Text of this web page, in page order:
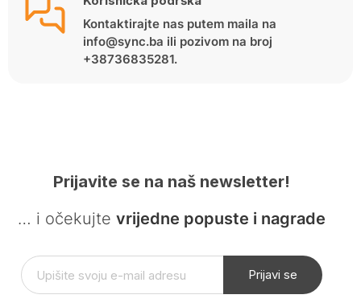
Kontaktirajte nas putem maila na
info@sync.ba ili pozivom na broj
+38736835281.
Prijavite se na naš newsletter!
… i očekujte vrijedne popuste i nagrade
Prijavi se